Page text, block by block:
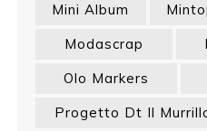
Mini Album
Modascrap
Olo Markers
Progetto Dt Il